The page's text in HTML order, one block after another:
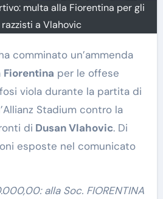
multa alla Fiorentina per gli
a Vlahovic
Fiorentina per le offese
viola durante la partita di
Stadium contro la
di Dusan Vlahovic. Di
esposte nel comunicato
alla Soc. FIORENTINA